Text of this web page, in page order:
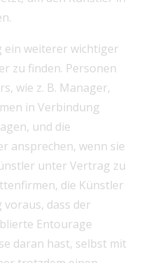
ein weiterer wichtiger
zu finden. Personen
wie z. B. Manager,
in Verbindung
und die
ansprechen, wenn sie
unter Vertrag zu
die Künstler
dass der
Entourage
daran hast, selbst mit